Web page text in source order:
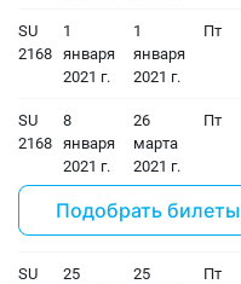
SU
2168
1
января
2021 г.
1
января
2021 г.
Пт
SU
2168
8
января
2021 г.
26
марта
2021 г.
Пт
Подобрать билеты
SU
25
25
Пт